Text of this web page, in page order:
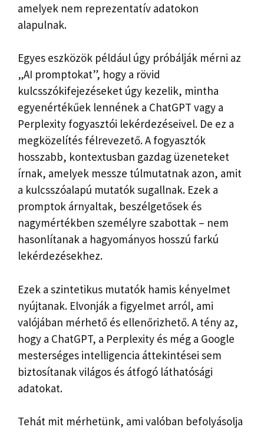
amelyek nem reprezentatív adatokon
alapulnak.
Egyes eszközök például úgy próbálják mérni az
„AI promptokat”, hogy a rövid
kulcsszókifejezéseket úgy kezelik, mintha
egyenértékűek lennének a ChatGPT vagy a
Perplexity fogyasztói lekérdezéseivel. De ez a
megközelítés félrevezető. A fogyasztók
hosszabb, kontextusban gazdag üzeneteket
írnak, amelyek messze túlmutatnak azon, amit
a kulcsszóalapú mutatók sugallnak. Ezek a
promptok árnyaltak, beszélgetősek és
nagymértékben személyre szabottak – nem
hasonlítanak a hagyományos hosszú farkú
lekérdezésekhez.
Ezek a szintetikus mutatók hamis kényelmet
nyújtanak. Elvonják a figyelmet arról, ami
valójában mérhető és ellenőrizhető. A tény az,
hogy a ChatGPT, a Perplexity és még a Google
mesterséges intelligencia áttekintései sem
biztosítanak világos és átfogó láthatósági
adatokat.
Tehát mit mérhetünk, ami valóban befolyásolja